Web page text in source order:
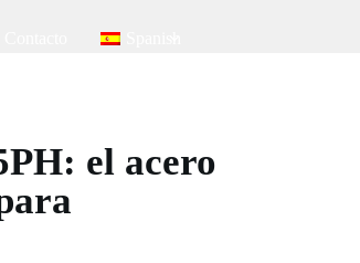
el acero